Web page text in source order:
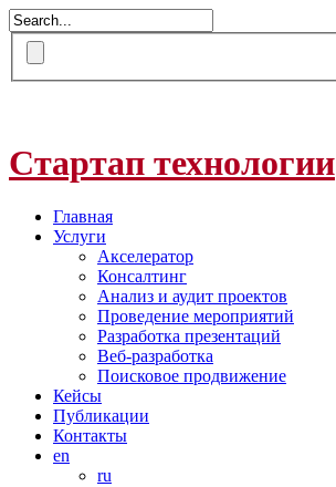
Стартап технологии
Главная
Услуги
Акселератор
Консалтинг
Анализ и аудит проектов
Проведение мероприятий
Разработка презентаций
Веб-разработка
Поисковое продвижение
Кейсы
Публикации
Контакты
en
ru